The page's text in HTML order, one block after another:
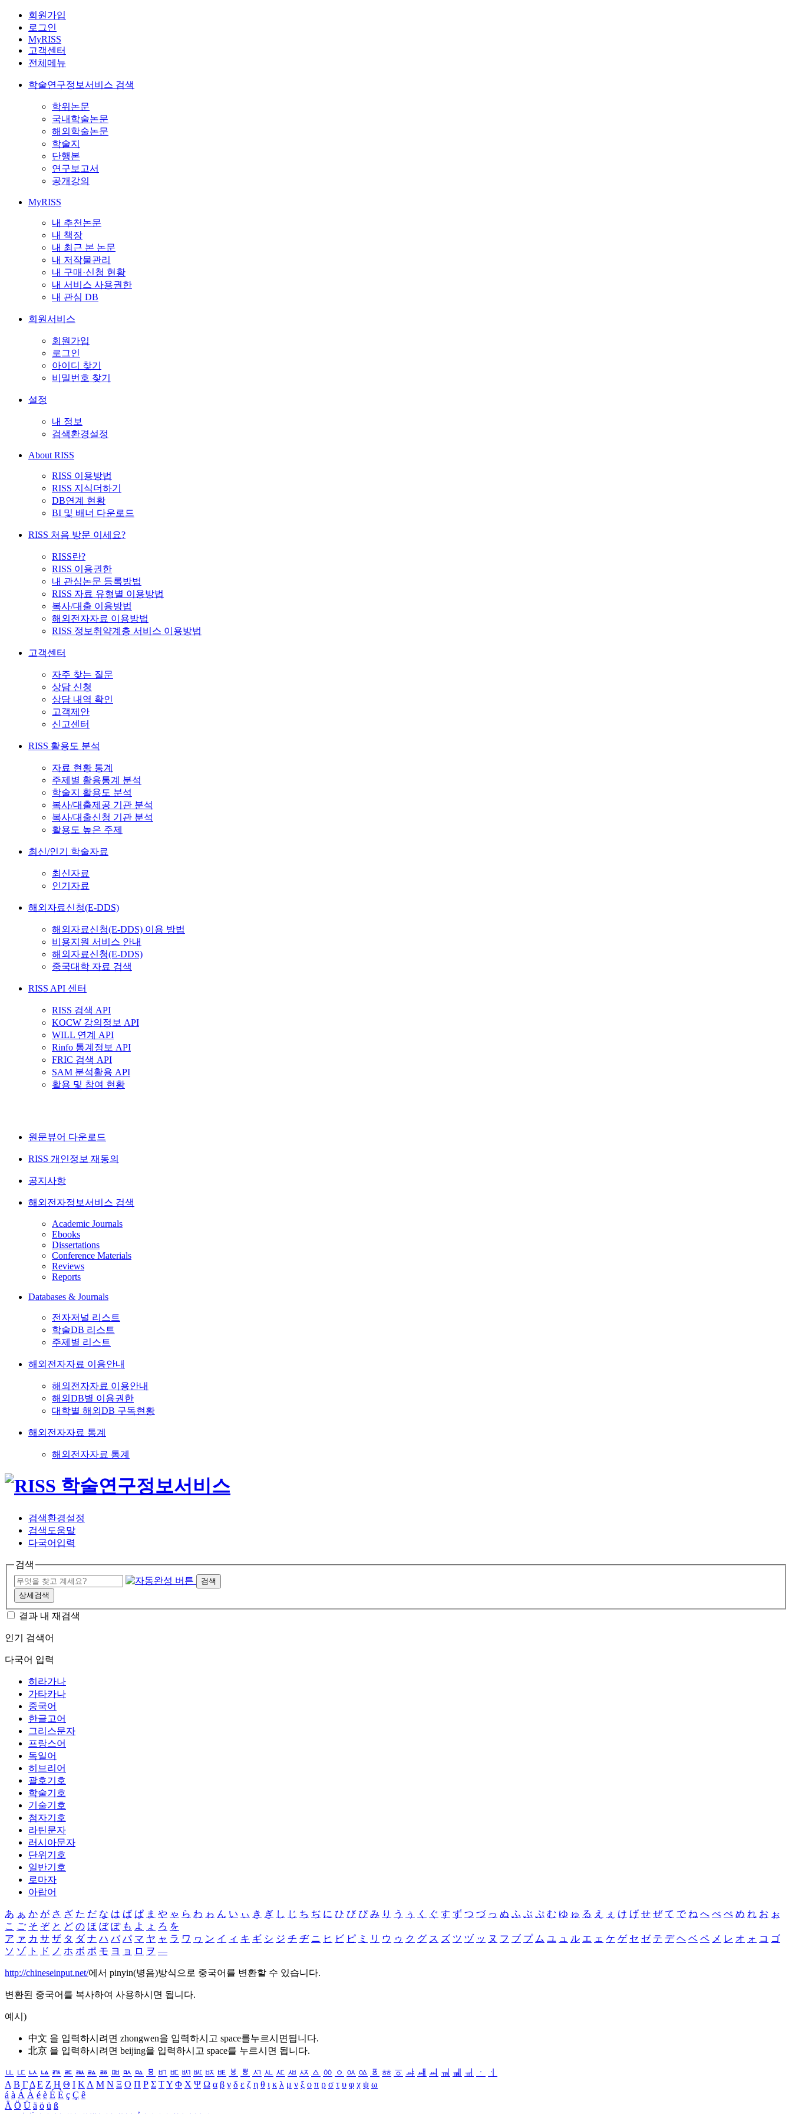
회원가입
로그인
MyRISS
고객센터
전체메뉴
학술연구정보서비스 검색
학위논문
국내학술논문
해외학술논문
학술지
단행본
연구보고서
공개강의
MyRISS
내 추천논문
내 책장
내 최근 본 논문
내 저작물관리
내 구매·신청 현황
내 서비스 사용권한
내 관심 DB
회원서비스
회원가입
로그인
아이디 찾기
비밀번호 찾기
설정
내 정보
검색환경설정
About RISS
RISS 이용방법
RISS 지식더하기
DB연계 현황
BI 및 배너 다운로드
RISS 처음 방문 이세요?
RISS란?
RISS 이용권한
내 관심논문 등록방법
RISS 자료 유형별 이용방법
복사/대출 이용방법
해외전자자료 이용방법
RISS 정보취약계층 서비스 이용방법
고객센터
자주 찾는 질문
상담 신청
상담 내역 확인
고객제안
신고센터
RISS 활용도 분석
자료 현황 통계
주제별 활용통계 분석
학술지 활용도 분석
복사/대출제공 기관 분석
복사/대출신청 기관 분석
활용도 높은 주제
최신/인기 학술자료
최신자료
인기자료
해외자료신청(E-DDS)
해외자료신청(E-DDS) 이용 방법
비용지원 서비스 안내
해외자료신청(E-DDS)
중국대학 자료 검색
RISS API 센터
RISS 검색 API
KOCW 강의정보 API
WILL 연계 API
Rinfo 통계정보 API
FRIC 검색 API
SAM 분석활용 API
활용 및 참여 현황
원문뷰어 다운로드
RISS 개인정보 재동의
공지사항
해외전자정보서비스 검색
Academic Journals
Ebooks
Dissertations
Conference Materials
Reviews
Reports
Databases & Journals
전자저널 리스트
학술DB 리스트
주제별 리스트
해외전자자료 이용안내
해외전자자료 이용안내
해외DB별 이용권한
대학별 해외DB 구독현황
해외전자자료 통계
해외전자자료 통계
검색환경설정
검색도움말
다국어입력
검색
검색
상세검색
결과 내 재검색
인기 검색어
다국어 입력
히라가나
가타카나
중국어
한글고어
그리스문자
프랑스어
독일어
히브리어
괄호기호
학술기호
기술기호
첨자기호
라틴문자
러시아문자
단위기호
일반기호
로마자
아랍어
あ ぁ か が さ ざ た だ な は ば ぱ ま や ゃ ら わ ゎ ん い ぃ き ぎ し じ ち ぢ に ひ び ぴ み り う ぅ く ぐ す ず つ づ っ ぬ ふ ぶ ぷ む ゆ ゅ る え ぇ け げ せ ぜ て で ね へ べ ぺ め れ お ぉ
こ ご そ ぞ と ど の ほ ぼ ぽ も よ ょ ろ を
ア ァ カ サ ザ タ ダ ナ ハ バ パ マ ヤ ャ ラ ワ ヮ ン イ ィ キ ギ シ ジ チ ヂ ニ ヒ ビ ピ ミ リ ウ ゥ ク グ ス ズ ツ ヅ ッ ヌ フ ブ プ ム ユ ュ ル エ ェ ケ ゲ セ ゼ テ デ ヘ ベ ペ メ レ オ ォ コ ゴ
ソ ゾ ト ド ノ ホ ボ ポ モ ヨ ョ ロ ヲ ―
http://chineseinput.net/에서 pinyin(병음)방식으로 중국어를 변환할 수 있습니다.
변환된 중국어를 복사하여 사용하시면 됩니다.
예시)
中文 을 입력하시려면 zhongwen을 입력하시고 space를누르시면됩니다.
北京 을 입력하시려면 beijing을 입력하시고 space를 누르시면 됩니다.
ㅥ ㅦ ㅧ ㅨ ㅩ ㅪ ㅫ ㅬ ㅭ ㅮ ㅯ ㅰ ㅱ ㅲ ㅳ ㅴ ㅵ ㅶ ㅷ ㅸ ㅹ ㅺ ㅻ ㅼ ㅽ ㅾ ㅿ ㆀ ㆁ ㆂ ㆃ ㆄ ㆅ ㆆ ㆇ ㆈ ㆉ ㆊ ㆋ ㆌ ㆍ
ㆎ
Α Β ΓΔ Ε Ζ Η Θ Ι ΚΛ Μ Ν Ξ Ο Π Ρ Σ ΤΥ Φ Χ Ψ Ω α β γ δ ε ζ η θ ι κ λ μ ν ξ ο π ρ σ τ υ φ χ ψ ω
á à Á À é è É È ç Ç ê
Ä Ö Ü ä ö ü ß